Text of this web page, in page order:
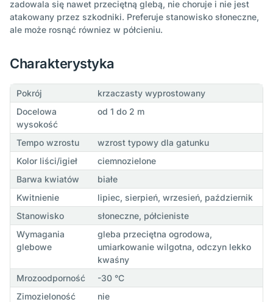
zadowala się nawet przeciętną glebą, nie choruje i nie jest
atakowany przez szkodniki. Preferuje stanowisko słoneczne,
ale może rosnąć równiez w półcieniu.
Charakterystyka
Pokrój
krzaczasty wyprostowany
Docelowa
wysokość
od 1 do 2 m
Tempo wzrostu
wzrost typowy dla gatunku
Kolor liści/igieł
ciemnozielone
Barwa kwiatów
białe
Kwitnienie
lipiec, sierpień, wrzesień, październik
Stanowisko
słoneczne, półcieniste
Wymagania
glebowe
gleba przeciętna ogrodowa,
umiarkowanie wilgotna, odczyn lekko
kwaśny
Mrozoodporność
-30 °C
Zimozieloność
nie